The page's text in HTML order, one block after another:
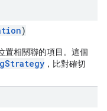
)
置相關聯的項目。這個
，比對確切